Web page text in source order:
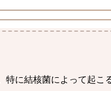
特に結核菌によって起こ